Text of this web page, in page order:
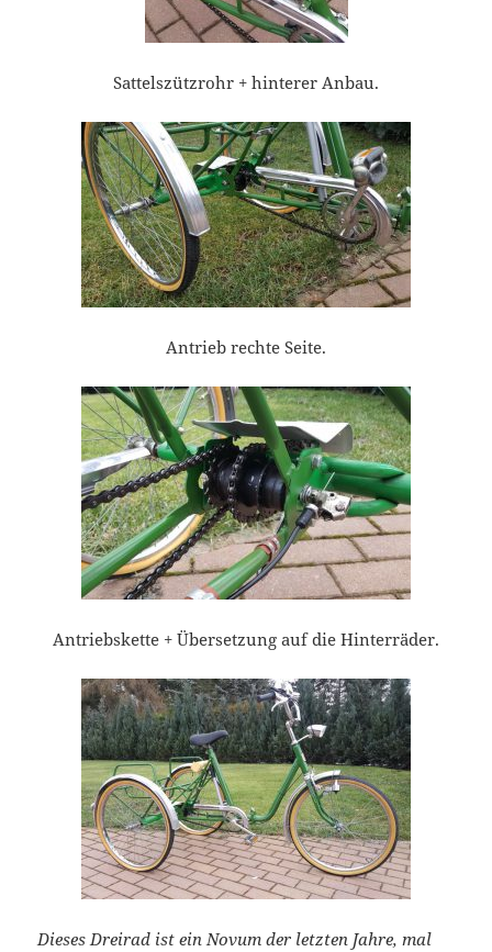
Sattelszützrohr + hinterer Anbau.
Antrieb rechte Seite.
Antriebskette + Übersetzung auf die Hinterräder.
Dieses Dreirad ist ein Novum der letzten Jahre, mal